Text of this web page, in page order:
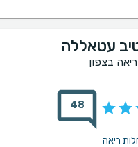
עטאללה
בצפון
48